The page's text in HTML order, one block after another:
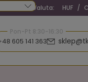
Waluta: HUF /
Pon-Pt 8:30-16:30
605 141 363